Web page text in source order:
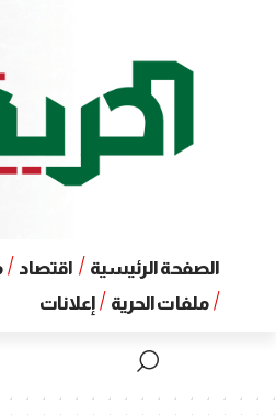
الصفحة الرئيسية اقتصاد
ملفات الحرية
إعلانات